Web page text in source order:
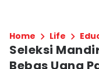
Home Life
Seleksi
Bebas Uang